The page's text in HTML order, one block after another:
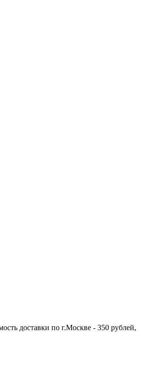
доставки по г.Москве - 350 рублей,